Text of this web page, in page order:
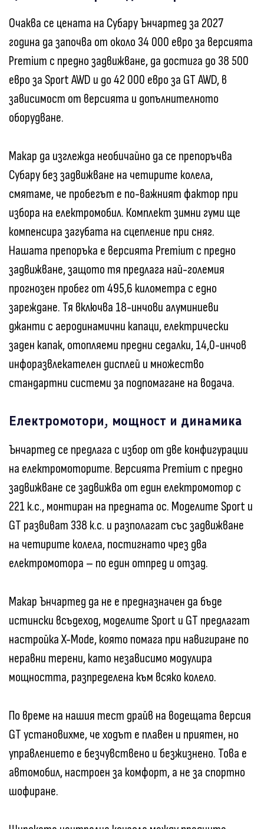
Очаква се цената на Субару Ънчартед за 2027
година да започва от около 34 000 евро за версията
Premium с предно задвижване, да достига до 38 500
евро за Sport AWD и до 42 000 евро за GT AWD, в
зависимост от версията и допълнителното
оборудване.
Макар да изглежда необичайно да се препоръчва
Субару без задвижване на четирите колела,
смятаме, че пробегът е по-важният фактор при
избора на електромобил. Комплект зимни гуми ще
компенсира загубата на сцепление при сняг.
Нашата препоръка е версията Premium с предно
задвижване, защото тя предлага най-големия
прогнозен пробег от 495,6 километра с едно
зареждане. Тя включва 18-инчови алуминиеви
джанти с аеродинамични капаци, електрически
заден капак, отопляеми предни седалки, 14,0-инчов
инфоразвлекателен дисплей и множество
стандартни системи за подпомагане на водача.
Електромотори, мощност и динамика
Ънчартед се предлага с избор от две конфигурации
на електромоторите. Версията Premium с предно
задвижване се задвижва от един електромотор с
221 к.с., монтиран на предната ос. Моделите Sport и
GT развиват 338 к.с. и разполагат със задвижване
на четирите колела, постигнато чрез два
електромотора – по един отпред и отзад.
Макар Ънчартед да не е предназначен да бъде
истински всъдеход, моделите Sport и GT предлагат
настройка X-Mode, която помага при навигиране по
неравни терени, като независимо модулира
мощността, разпределена към всяко колело.
По време на нашия тест драйв на водещата версия
GT установихме, че ходът е плавен и приятен, но
управлението е безчувствено и безжизнено. Това е
автомобил, настроен за комфорт, а не за спортно
шофиране.